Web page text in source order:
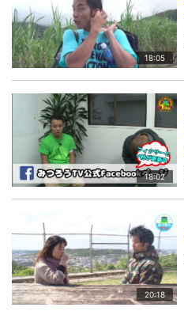
18:05
18:02
20:18